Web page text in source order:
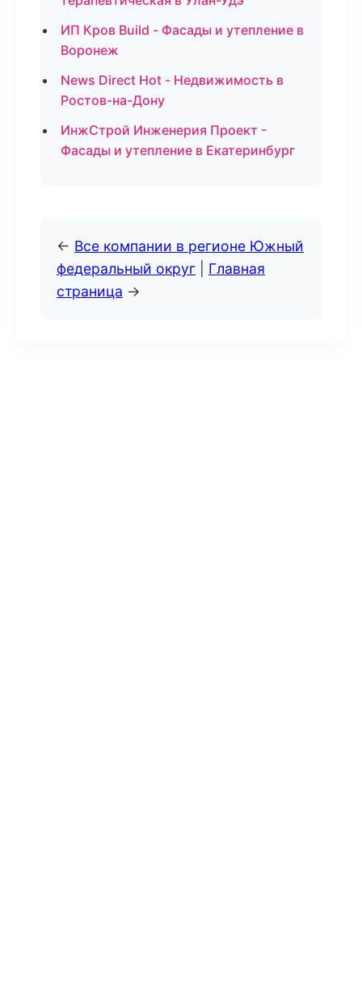
ИП Кров Build - Фасады и утепление в
Воронеж
News Direct Hot - Недвижимость в
Ростов-на-Дону
ИнжСтрой Инженерия Проект -
Фасады и утепление в Екатеринбург
← Все компании в регионе Южный
федеральный округ
Главная
страница →